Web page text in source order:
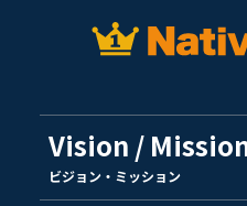
Vision /
ビジョン・ミッション